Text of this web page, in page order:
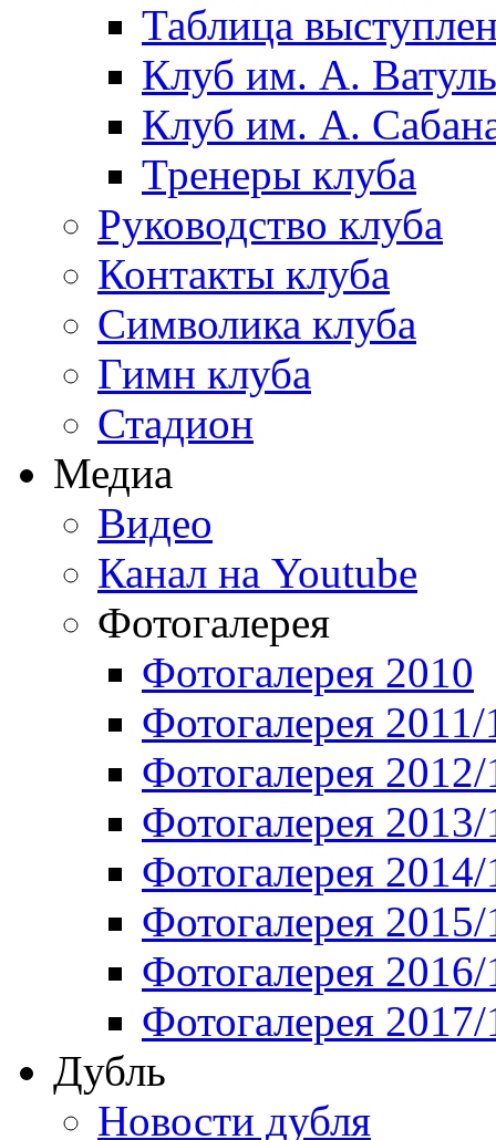
Таблица
Клуб им. А.
Клуб им. А.
Тренеры клуба
Руководство клуба
Контакты клуба
Символика клуба
Гимн клуба
Стадион
Медиа
Видео
Канал на Youtube
Фотогалерея
Фотогалерея 2010
Фотогалерея 2011/
Фотогалерея
Фотогалерея
Фотогалерея
Фотогалерея
Фотогалерея
Фотогалерея
Дубль
Новости дубля